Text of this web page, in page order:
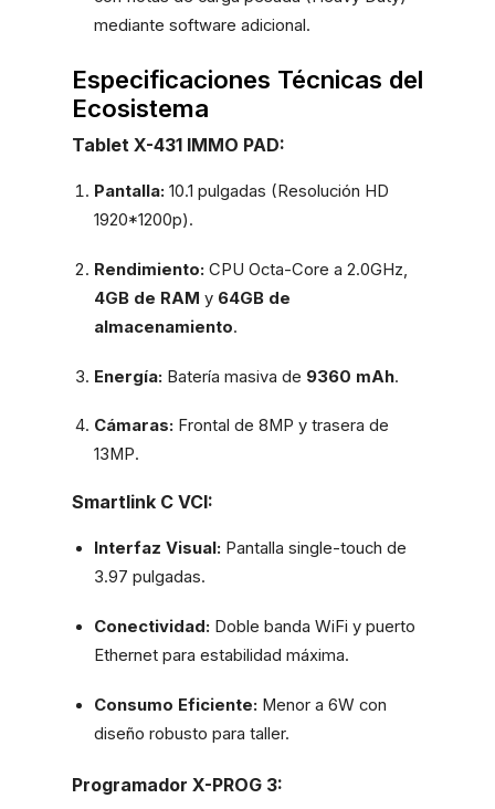
mediante software adicional.
Especificaciones Técnicas del
Ecosistema
Tablet X-431 IMMO PAD:
Pantalla: 10.1 pulgadas (Resolución HD
1920*1200p).
Rendimiento: CPU Octa-Core a 2.0GHz,
4GB de RAM y 64GB de
almacenamiento.
Energía: Batería masiva de 9360 mAh.
Cámaras: Frontal de 8MP y trasera de
13MP.
Smartlink C VCI:
Interfaz Visual: Pantalla single-touch de
3.97 pulgadas.
Conectividad: Doble banda WiFi y puerto
Ethernet para estabilidad máxima.
Consumo Eficiente: Menor a 6W con
diseño robusto para taller.
Programador X-PROG 3: